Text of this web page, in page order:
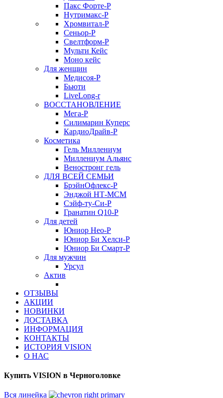
Пакс Форте-Р
Нутримакс-Р
Хромвитал-Р
Сеньор-Р
Свелтформ-Р
Мульти Кейс
Моно кейс
Для женщин
Медисоя-Р
Бьюти
LiveLong-r
ВОССТАНОВЛЕНИЕ
Мега-Р
Силимарин Куперс
КардиоДрайв-Р
Косметика
Гель Миллениум
Миллениум Альянс
Веностронг гель
ДЛЯ ВСЕЙ СЕМЬИ
БрэйнОфлекс-Р
Энджой НТ-МСМ
Сэйф-ту-Си-Р
Гранатин Q10-Р
Для детей
Юниор Нео-Р
Юниор Би Хелси-Р
Юниор Би Смарт-Р
Для мужчин
Урсул
Актив
ОТЗЫВЫ
АКЦИИ
НОВИНКИ
ДОСТАВКА
ИНФОРМАЦИЯ
КОНТАКТЫ
ИСТОРИЯ VISION
О НАС
Купить VISION в Черноголовке
Вся линейка